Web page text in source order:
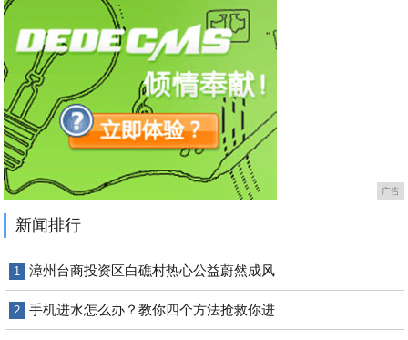
广告
新闻排行
1 漳州台商投资区白礁村热心公益蔚然成风
2 手机进水怎么办？教你四个方法抢救你进